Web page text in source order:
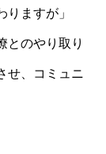
ますが」
とのやり取り
せ、コミュニ